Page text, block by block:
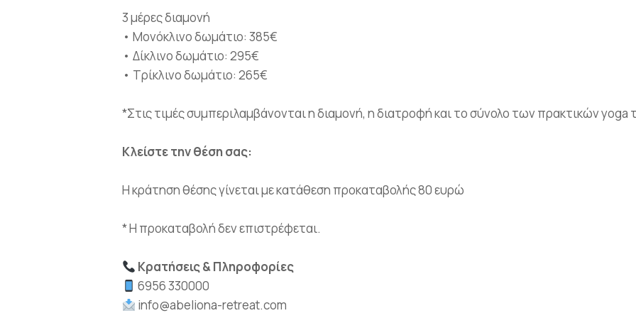
3 μέρες διαμονή
• Μονόκλινο δωμάτιο: 385€
• Δίκλινο δωμάτιο: 295€
• Τρίκλινο δωμάτιο: 265€
*Στις τιμές συμπεριλαμβάνονται η διαμονή, η διατροφή και το σύνολο των πρακτικών yoga
Κλείστε την θέση σας:
H κράτηση θέσης γίνεται με κατάθεση προκαταβολής 80 ευρώ
* Η προκαταβολή δεν επιστρέφεται.
Κρατήσεις & Πληροφορίες
6956 330000
info@abeliona-retreat.com